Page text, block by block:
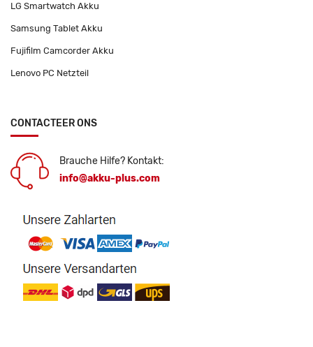
LG Smartwatch Akku
Samsung Tablet Akku
Fujifilm Camcorder Akku
Lenovo PC Netzteil
CONTACTEER ONS
Brauche Hilfe? Kontakt:
info@akku-plus.com